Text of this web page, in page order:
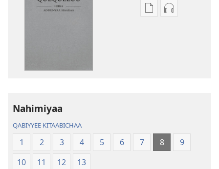
Filannaawwan
Nahimiyaa
QABIYYEE KITAABICHAA
1 2 3 4 5 6 7 8
9
10
11 12 13